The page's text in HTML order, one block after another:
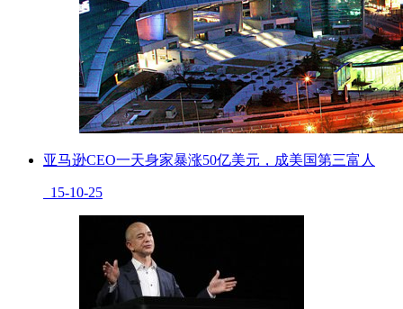
亚马逊CEO一天身家暴涨50亿美元，成美国第三富人
15-10-25